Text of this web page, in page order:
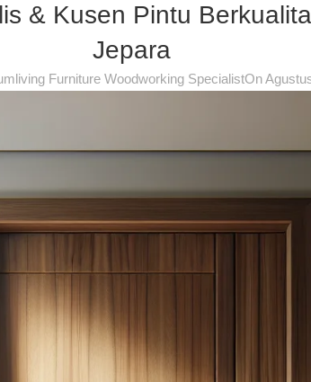
& Kusen Pintu
Jepara
Furniture Woodworking SpecialistOn